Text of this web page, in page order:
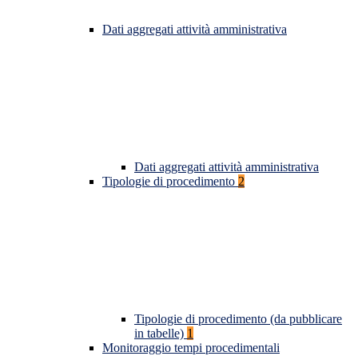
Dati aggregati attività amministrativa
Dati aggregati attività amministrativa
Tipologie di procedimento 2
Tipologie di procedimento (da pubblicare
in tabelle) 1
Monitoraggio tempi procedimentali